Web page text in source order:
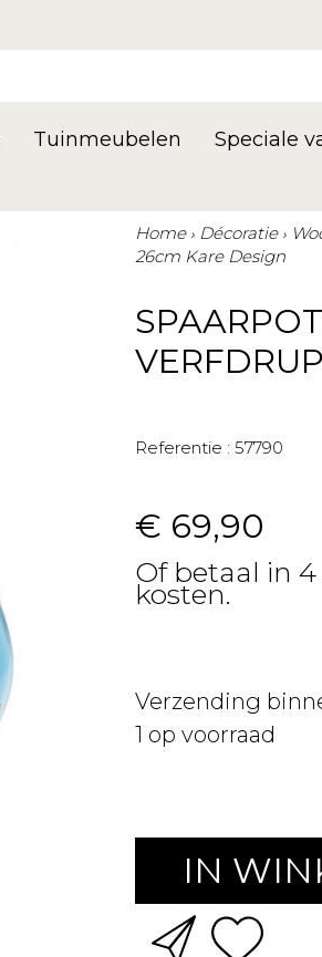
Tuinmeubelen Speciale
Home Décoratie
26cm Kare Design
Referentie : 57790
€ 69,90
Of betaal in
kosten.
Verzending
1 op voorraad
IN